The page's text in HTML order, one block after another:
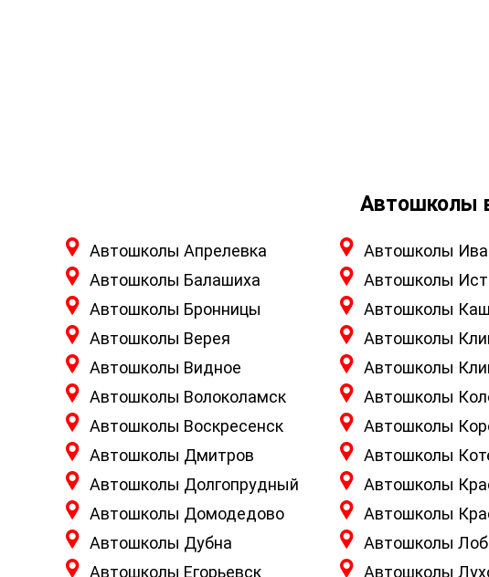
Автошколы
Автошколы Апрелевка
Автошколы Балашиха
Автошколы Бронницы
Автошколы Верея
Автошколы Видное
Автошколы Волоколамск
Автошколы Воскресенск
Автошколы Дмитров
Автошколы Долгопрудный
Автошколы Домодедово
Автошколы Дубна
Автошколы Егорьевск
Автошколы
Автошколы
Автошколы
Автошколы
Автошколы
Автошколы
Автошколы
Автошколы
Автошколы
Автошколы
Автошколы
Автошколы